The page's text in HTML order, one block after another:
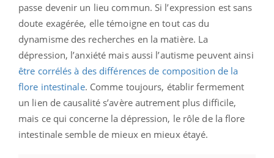
passe devenir un lieu commun. Si l’expression est sans
doute exagérée, elle témoigne en tout cas du
dynamisme des recherches en la matière. La
dépression, l’anxiété mais aussi l’autisme peuvent ainsi
être corrélés à des différences de composition de la
flore intestinale. Comme toujours, établir fermement
un lien de causalité s’avère autrement plus difficile,
mais ce qui concerne la dépression, le rôle de la flore
intestinale semble de mieux en mieux étayé.